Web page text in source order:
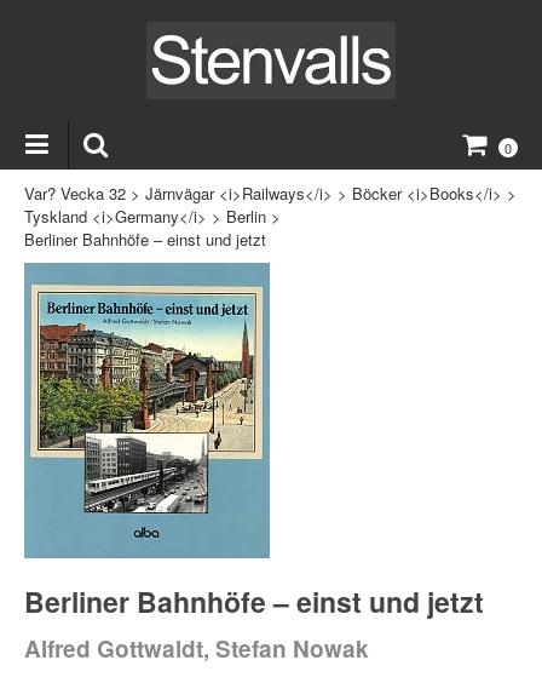
0
Var? Vecka 32 > Järnvägar <i>Railways</i> > Böcker <i>Books</i> >
Tyskland <i>Germany</i> > Berlin >
Berliner Bahnhöfe – einst und jetzt
Berliner Bahnhöfe – einst und jetzt
Alfred Gottwaldt, Stefan Nowak